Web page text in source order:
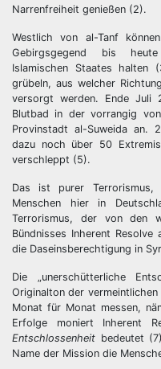
Narrenfreiheit genießen (2).
Westlich von al-Tanf
Gebirgsgegend bis
Islamischen Staates
grübeln, aus welcher
versorgt werden. Ende Juli
Blutbad in der vorrangig
Provinstadt al-Suweida an.
dazu noch über 50
verschleppt (5).
Das ist purer
Menschen hier in
Terrorismus, der von den
Bündnisses Inherent
die Daseinsberechtigung in
Die „unerschütterliche
Originalton der
Monat für Monat messen,
Erfolge moniert Inherent
Entschlossenheit bedeutet
Name der Mission die